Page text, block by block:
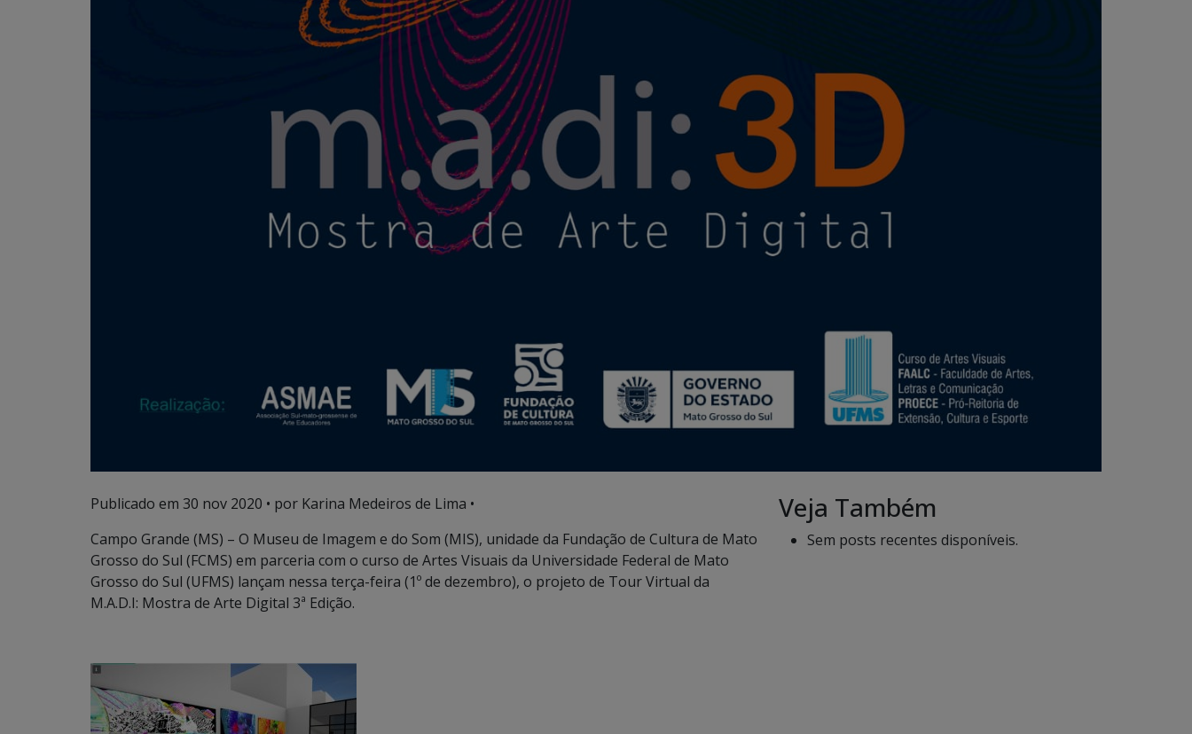
Publicado em 30 nov 2020 • por Karina Medeiros de Lima •
Campo Grande (MS) – O Museu de Imagem e do Som (MIS), unidade da Fundação de Cultura de Mato
Grosso do Sul (FCMS) em parceria com o curso de Artes Visuais da Universidade Federal de Mato
Grosso do Sul (UFMS) lançam nessa terça-feira (1º de dezembro), o projeto de Tour Virtual da
M.A.D.I: Mostra de Arte Digital 3ª Edição.
Veja Também
Sem posts recentes disponíveis.